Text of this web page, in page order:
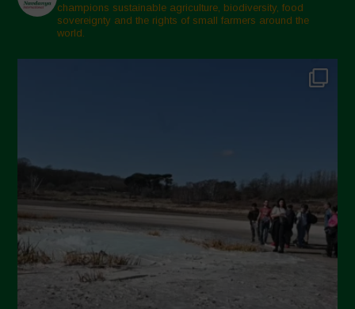
champions sustainable agriculture, biodiversity, food
sovereignty and the rights of small farmers around the
world.